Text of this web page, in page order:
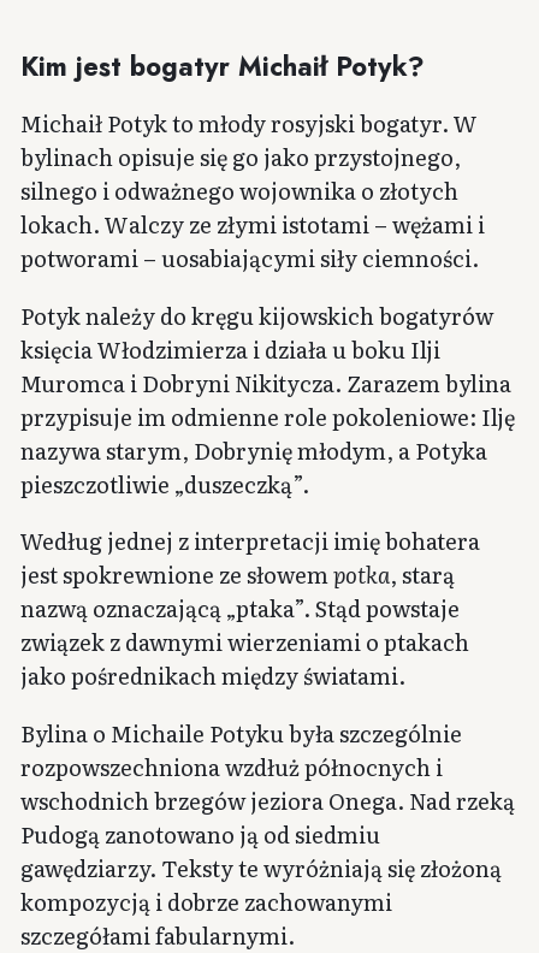
Kim jest bogatyr Michaił Potyk?
Michaił Potyk to młody rosyjski bogatyr. W
bylinach opisuje się go jako przystojnego,
silnego i odważnego wojownika o złotych
lokach. Walczy ze złymi istotami – wężami i
potworami – uosabiającymi siły ciemności.
Potyk należy do kręgu kijowskich bogatyrów
księcia Włodzimierza i działa u boku Ilji
Muromca i Dobryni Nikitycza. Zarazem bylina
przypisuje im odmienne role pokoleniowe: Ilję
nazywa starym, Dobrynię młodym, a Potyka
pieszczotliwie „duszeczką”.
Według jednej z interpretacji imię bohatera
jest spokrewnione ze słowempotka, starą
nazwą oznaczającą „ptaka”. Stąd powstaje
związek z dawnymi wierzeniami o ptakach
jako pośrednikach między światami.
Bylina o Michaile Potyku była szczególnie
rozpowszechniona wzdłuż północnych i
wschodnich brzegów jeziora Onega. Nad rzeką
Pudogą zanotowano ją od siedmiu
gawędziarzy. Teksty te wyróżniają się złożoną
kompozycją i dobrze zachowanymi
szczegółami fabularnymi.